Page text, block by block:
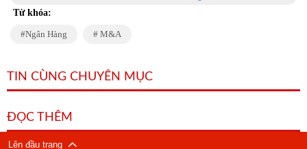
Từ khóa:
Ngân Hàng M&A
TIN CÙNG CHUYÊN MỤC
ĐỌC THÊM
Lên đầu trang